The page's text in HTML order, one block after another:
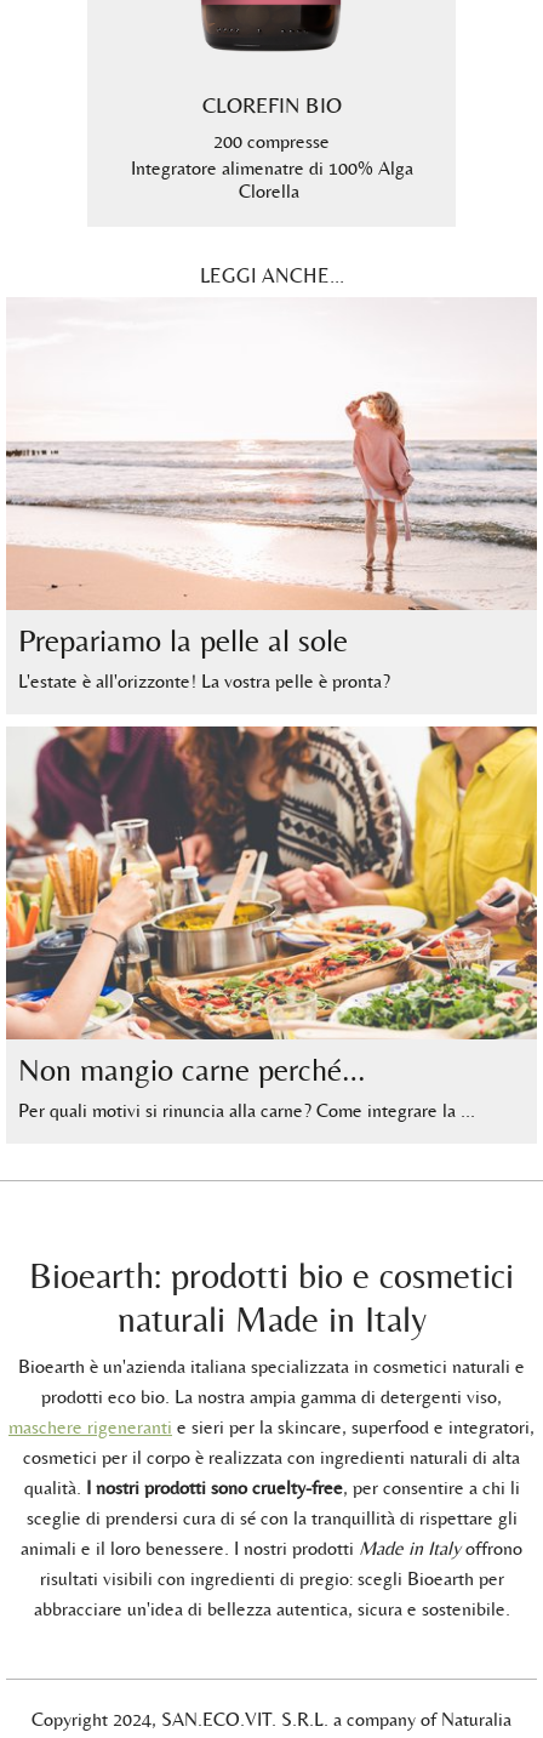
CLOREFIN BIO
200 compresse
Integratore alimenatre di 100% Alga
Clorella
LEGGI ANCHE...
Prepariamo la pelle al sole
L'estate è all'orizzonte! La vostra pelle è pronta?
Non mangio carne perché…
Per quali motivi si rinuncia alla carne? Come integrare la …
Bioearth: prodotti bio e cosmetici
naturali Made in Italy
Bioearth è un'azienda italiana specializzata in cosmetici naturali e
prodotti eco bio. La nostra ampia gamma di detergenti viso,
maschere rigeneranti e sieri per la skincare, superfood e integratori,
cosmetici per il corpo è realizzata con ingredienti naturali di alta
qualità. I nostri prodotti sono cruelty-free, per consentire a chi li
sceglie di prendersi cura di sé con la tranquillità di rispettare gli
animali e il loro benessere. I nostri prodotti Made in Italyoffrono
risultati visibili con ingredienti di pregio: scegli Bioearth per
abbracciare un'idea di bellezza autentica, sicura e sostenibile.
Copyright 2024, SAN.ECO.VIT. S.R.L. a company of Naturalia